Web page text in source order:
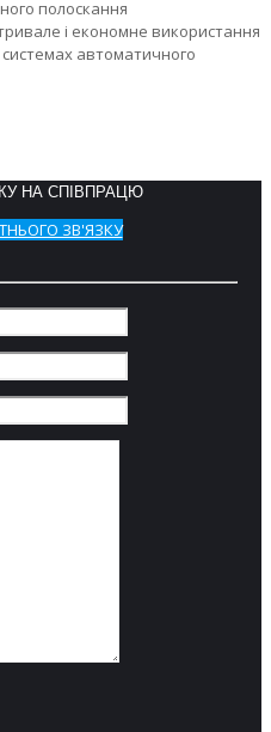
полоскання
і економне використання
автоматичного
НА СПІВПРАЦЮ
ЗВ'ЯЗКУ